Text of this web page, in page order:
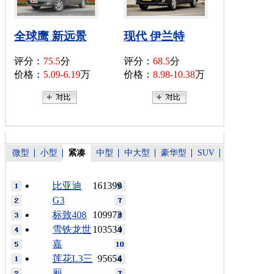
全球鹰 新远景
评分： 75.5分
价格： 5.09-6.19万
现代 伊兰特
评分： 68.5分
价格： 8.98-10.38万
微型 小型 紧凑 中型 中大型 豪华型 SUV
161399
比亚迪
G3
109973
标致408
103534
雪铁龙世
嘉
95654
莲花L3三